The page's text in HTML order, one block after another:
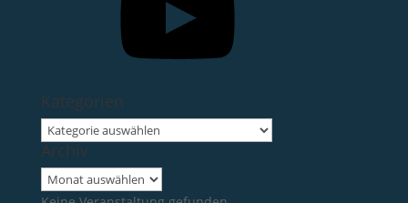
Kategorien
Kategorien
Archiv
Archiv